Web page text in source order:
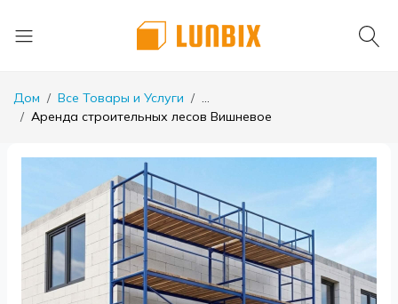
Дом Все Товары и Услуги
...
Аренда строительных лесов Вишневое